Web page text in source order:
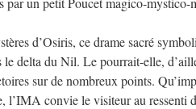
d’Osiris, ce drame sacré
le delta du Nil. Le pourrait-elle,
sur de nombreux points.
l’IMA convie le visiteur au ressenti